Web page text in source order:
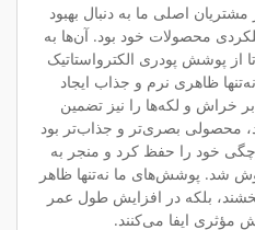
اصلی ما به دنبال بهبود
محصولات خود بود. آن‌ها به
از پوشش پودری الکترواستاتیک
ظاهری نرم و جذاب ایجاد
خراش و لکه‌ها را نیز تضمین
محصولی بصری‌تر و جذاب‌تر بود
خود را حفظ کرد و منجر به
شد. پوشش‌های ما نه‌تنها ظاهر
بلکه در افزایش طول عمر
مؤثری ایفا می‌کنند.